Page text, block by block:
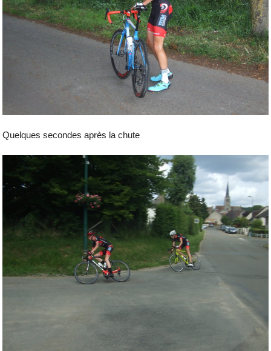
Quelques secondes après la chute